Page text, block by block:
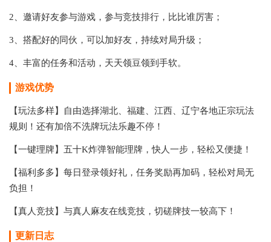
2、邀请好友参与游戏，参与竞技排行，比比谁厉害；
3、搭配好的同伙，可以加好友，持续对局升级；
4、丰富的任务和活动，天天领豆领到手软。
游戏优势
【玩法多样】自由选择湖北、福建、江西、辽宁各地正宗玩法
规则！还有加倍不洗牌玩法乐趣不停！
【一键理牌】五十K炸弹智能理牌，快人一步，轻松又便捷！
【福利多多】每日登录领好礼，任务奖励再加码，轻松对局无
负担！
【真人竞技】与真人麻友在线竞技，切磋牌技一较高下！
更新日志